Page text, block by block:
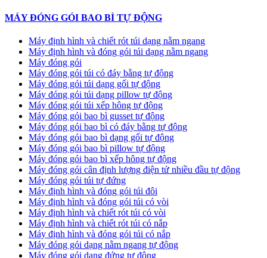
MÁY ĐÓNG GÓI BAO BÌ TỰ ĐỘNG
Máy định hình và chiết rót túi dạng nằm ngang
Máy định hình và đóng gói túi dạng nằm ngang
Máy đóng gói
Máy đóng gói túi có đáy bằng tự động
Máy đóng gói túi dạng gối tự động
Máy đóng gói túi dạng pillow tự động
Máy đóng gói túi xếp hông tự động
Máy đóng gói bao bì gusset tự động
Máy đóng gói bao bì có đáy bằng tự động
Máy đóng gói bao bì dạng gối tự động
Máy đóng gói bao bì pillow tự động
Máy đóng gói bao bì xếp hông tự động
Máy đóng gói cân định lượng điện tử nhiều đầu tự động
Máy đóng gói túi tự đứng
Máy định hình và đóng gói túi đôi
Máy định hình và đóng gói túi có vòi
Máy định hình và chiết rót túi có vòi
Máy định hình và chiết rót túi có nắp
Máy định hình và đóng gói túi có nắp
Máy đóng gói dạng nằm ngang tự động
Máy đóng gói dạng đứng tự động